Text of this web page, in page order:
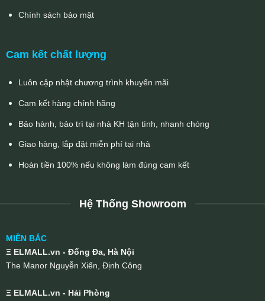
Chính sách bảo mật
Cam kết chất lượng
Luôn cập nhật chương trình khuyến mãi
Cam kết hàng chính hãng
Bảo hành, bảo trì tại nhà KH tận tình, nhanh chóng
Giao hàng, lắp đặt miễn phí tại nhà
Hoàn tiền 100% nếu không làm đúng cam kết
Hệ Thống Showroom
MIỀN BẮC
Ξ ELMALL.vn - Đống Đa, Hà Nội
The Manor Nguyễn Xiển, Định Công
Ξ ELMALL.vn - Hải Phòng